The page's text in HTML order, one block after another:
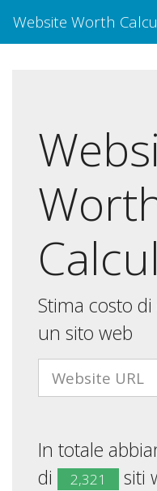
Website Worth
Stima costo
un sito web
In totale
di
2,321 siti